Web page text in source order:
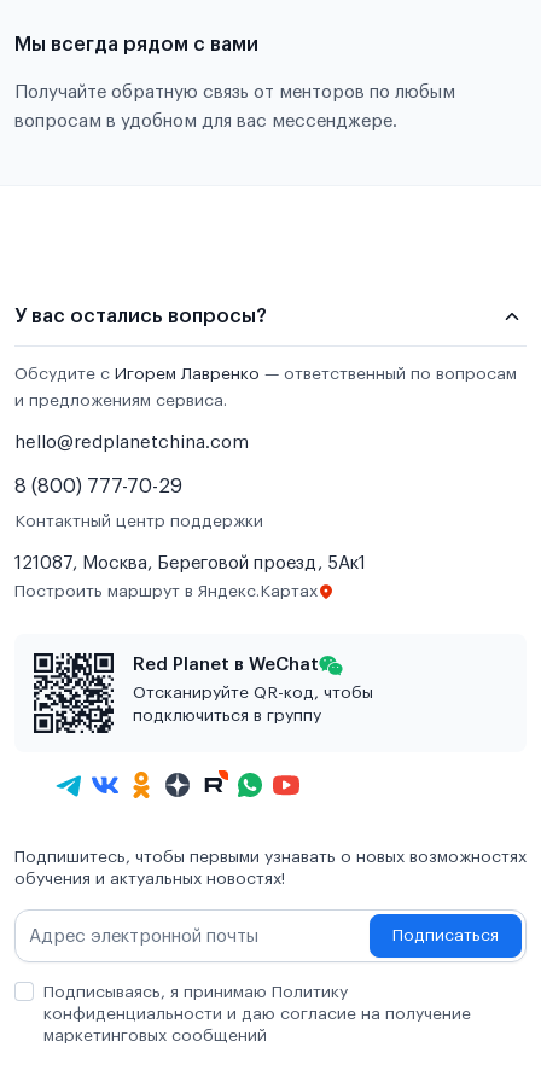
Мы всегда рядом с вами
Получайте обратную связь от менторов по любым
вопросам в удобном для вас мессенджере.
У вас остались вопросы?
Обсудите с Игорем Лавренко — ответственный по вопросам
и предложениям сервиса.
hello@redplanetchina.com
8 (800) 777-70-29
Контактный центр поддержки
121087, Москва, Береговой проезд, 5Ак1
Построить маршрут в Яндекс.Картах
Red Planet в WeChat
Отсканируйте QR-код, чтобы
подключиться в группу
Подпишитесь, чтобы первыми узнавать о новых возможностях
обучения и актуальных новостях!
Подписаться
Подписываясь, я принимаю Политику
конфиденциальности и даю согласие на получение
маркетинговых сообщений